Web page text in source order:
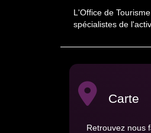
L'Office de
spécialistes de
Carte
Retrouvez nous